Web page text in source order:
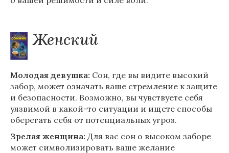
Женский
Молодая девушка: Сон, где вы видите высокий
забор, может означать ваше стремление к защите
и безопасности. Возможно, вы чувствуете себя
уязвимой в какой-то ситуации и ищете способы
оберегать себя от потенциальных угроз.
Зрелая женщина: Для вас сон о высоком заборе
может символизировать ваше желание